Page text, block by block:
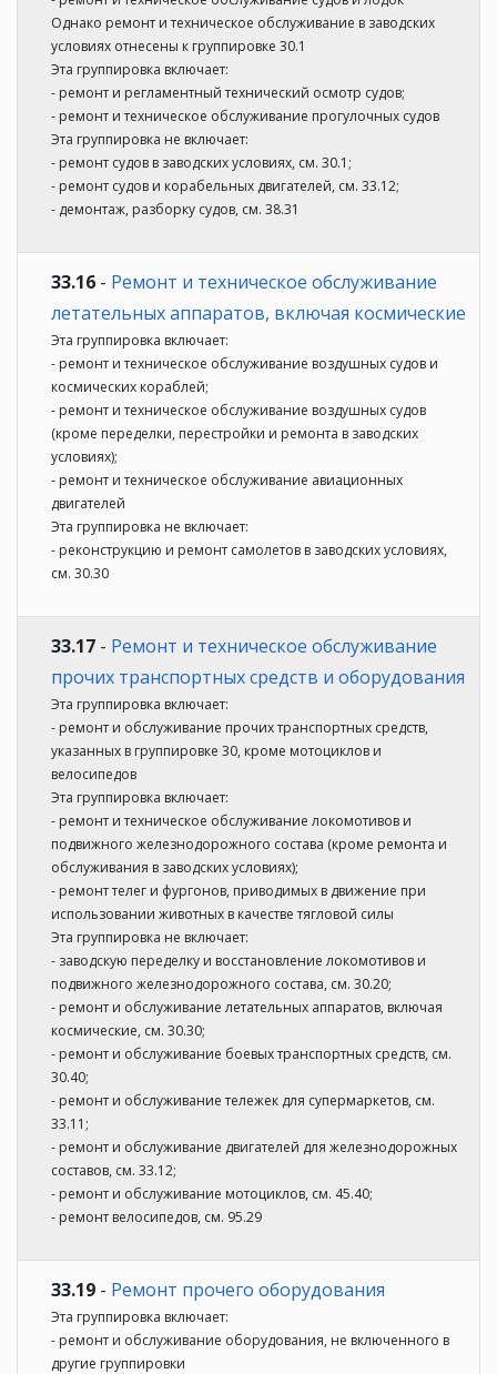
Однако ремонт и техническое обслуживание в заводских
условиях отнесены к группировке 30.1
Эта группировка включает:
- ремонт и регламентный технический осмотр судов;
- ремонт и техническое обслуживание прогулочных судов
Эта группировка не включает:
- ремонт судов в заводских условиях, см. 30.1;
- ремонт судов и корабельных двигателей, см. 33.12;
- демонтаж, разборку судов, см. 38.31
33.16 - Ремонт и техническое обслуживание
летательных аппаратов, включая космические
Эта группировка включает:
- ремонт и техническое обслуживание воздушных судов и
космических кораблей;
- ремонт и техническое обслуживание воздушных судов
(кроме переделки, перестройки и ремонта в заводских
условиях);
- ремонт и техническое обслуживание авиационных
двигателей
Эта группировка не включает:
- реконструкцию и ремонт самолетов в заводских условиях,
см. 30.30
33.17 - Ремонт и техническое обслуживание
прочих транспортных средств и оборудования
Эта группировка включает:
- ремонт и обслуживание прочих транспортных средств,
указанных в группировке 30, кроме мотоциклов и
велосипедов
Эта группировка включает:
- ремонт и техническое обслуживание локомотивов и
подвижного железнодорожного состава (кроме ремонта и
обслуживания в заводских условиях);
- ремонт телег и фургонов, приводимых в движение при
использовании животных в качестве тягловой силы
Эта группировка не включает:
- заводскую переделку и восстановление локомотивов и
подвижного железнодорожного состава, см. 30.20;
- ремонт и обслуживание летательных аппаратов, включая
космические, см. 30.30;
- ремонт и обслуживание боевых транспортных средств, см.
30.40;
- ремонт и обслуживание тележек для супермаркетов, см.
33.11;
- ремонт и обслуживание двигателей для железнодорожных
составов, см. 33.12;
- ремонт и обслуживание мотоциклов, см. 45.40;
- ремонт велосипедов, см. 95.29
33.19 - Ремонт прочего оборудования
Эта группировка включает:
- ремонт и обслуживание оборудования, не включенного в
другие группировки